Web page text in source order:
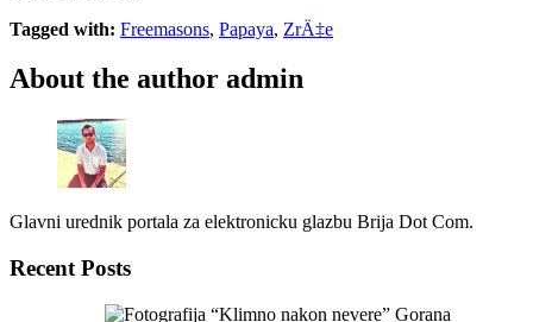
Tagged with: Freemasons, Papaya, ZrÄ‡e
About the author admin
Glavni urednik portala za elektronicku glazbu Brija Dot Com.
Recent Posts